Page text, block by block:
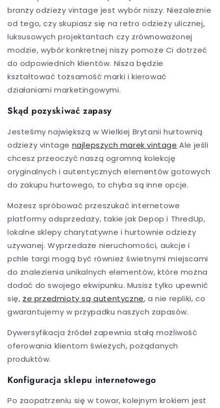
branży odzieży vintage jest wybór niszy. Niezależnie
od tego, czy skupiasz się na retro odzieży ulicznej,
luksusowych projektantach czy zrównoważonej
modzie, wybór konkretnej niszy pomoże Ci dotrzeć
do odpowiednich klientów. Nisza będzie
kształtować tożsamość marki i kierować
działaniami marketingowymi.
Skąd pozyskiwać zapasy
Jesteśmy największą w Wielkiej Brytanii hurtownią
odzieży vintage najlepszych marek vintage Ale jeśli
chcesz przeoczyć naszą ogromną kolekcję
oryginalnych i autentycznych elementów gotowych
do zakupu hurtowego, to chyba są inne opcje.
Możesz spróbować przeszukać internetowe
platformy odsprzedaży, takie jak Depop i ThredUp,
lokalne sklepy charytatywne i hurtownie odzieży
używanej. Wyprzedaże nieruchomości, aukcje i
pchle targi mogą być również świetnymi miejscami
do znalezienia unikalnych elementów, które można
dodać do swojego ekwipunku. Musisz tylko upewnić
się, że przedmioty są autentyczne, a nie repliki, co
gwarantujemy w przypadku naszych zapasów.
Dywersyfikacja źródeł zapewnia stałą możliwość
oferowania klientom świeżych, pożądanych
produktów.
Konfiguracja sklepu internetowego
Po zaopatrzeniu się w towar, kolejnym krokiem jest